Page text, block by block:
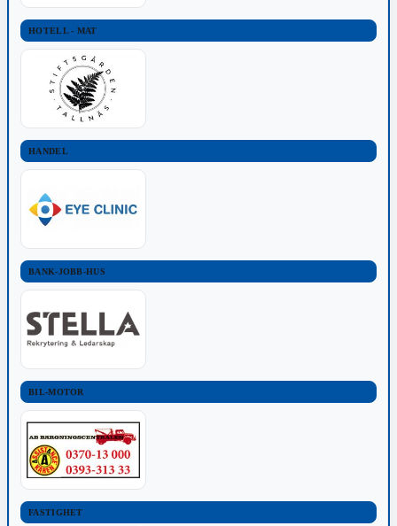
HOTELL - MAT
HANDEL
BANK-JOBB-HUS
BIL-MOTOR
FASTIGHET